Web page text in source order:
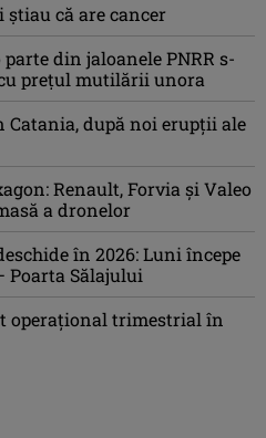
că are cancer
parte din jaloanele PNRR s-
preţul mutilării unora
după noi erupții ale
Renault, Forvia și Valeo
a dronelor
în 2026: Luni începe
Poarta Sălajului
operaţional trimestrial în